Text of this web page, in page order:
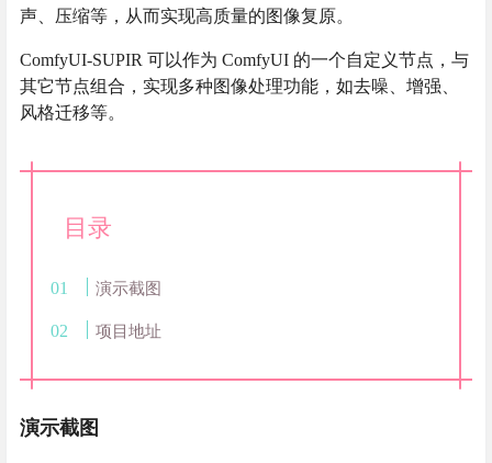
声、压缩等，从而实现高质量的图像复原。
ComfyUI-SUPIR 可以作为 ComfyUI 的一个自定义节点，与
其它节点组合，实现多种图像处理功能，如去噪、增强、
风格迁移等。
目录
演示截图
项目地址
演示截图